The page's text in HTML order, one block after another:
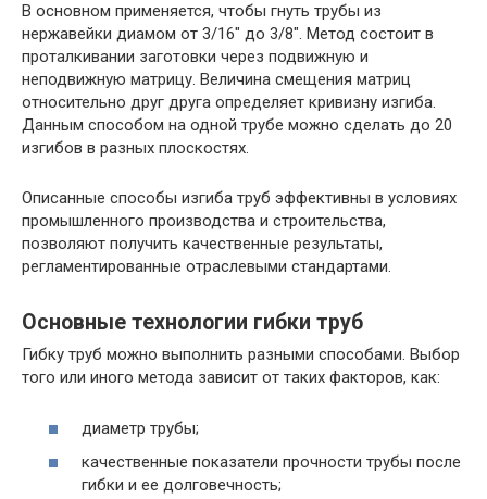
В основном применяется, чтобы гнуть трубы из
нержавейки диамом от 3/16″ до 3/8″. Метод состоит в
проталкивании заготовки через подвижную и
неподвижную матрицу. Величина смещения матриц
относительно друг друга определяет кривизну изгиба.
Данным способом на одной трубе можно сделать до 20
изгибов в разных плоскостях.
Описанные способы изгиба труб эффективны в условиях
промышленного производства и строительства,
позволяют получить качественные результаты,
регламентированные отраслевыми стандартами.
Основные технологии гибки труб
Гибку труб можно выполнить разными способами. Выбор
того или иного метода зависит от таких факторов, как:
диаметр трубы;
качественные показатели прочности трубы после
гибки и ее долговечность;